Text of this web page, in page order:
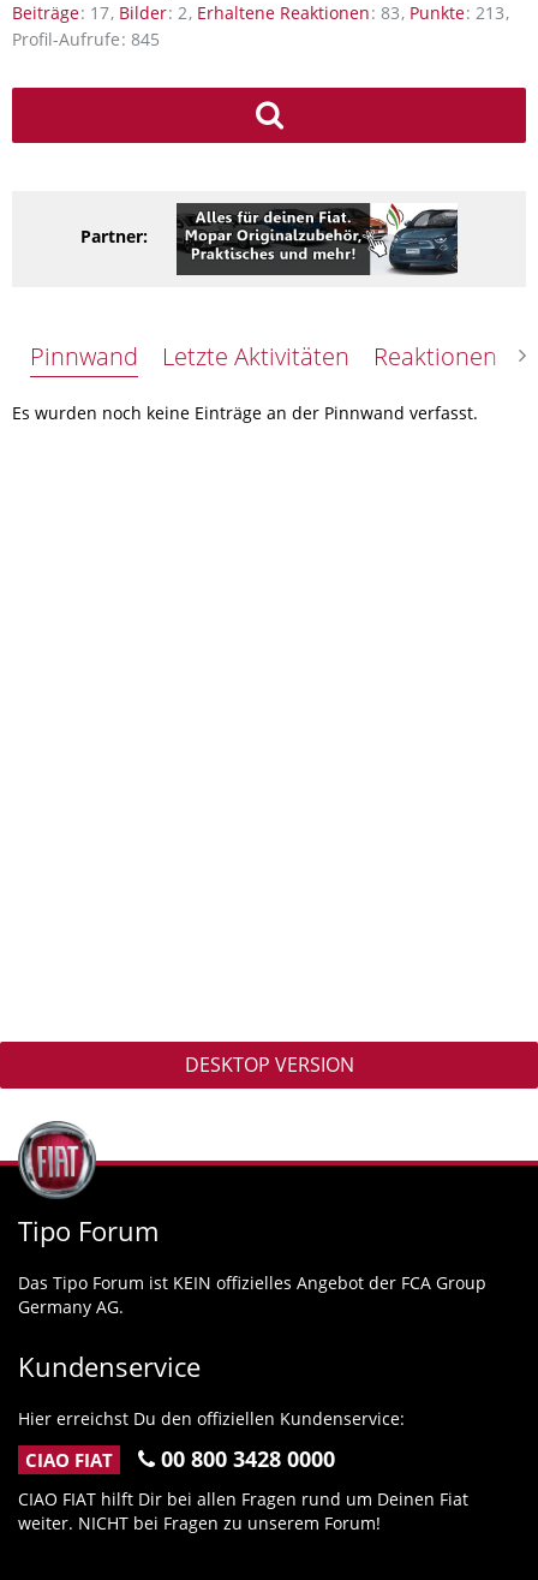
Beiträge 17 Bilder 2 Erhaltene Reaktionen 83 Punkte 213
Profil-Aufrufe 845
Partner:
Pinnwand Letzte Aktivitäten Reaktionen
Es wurden noch keine Einträge an der Pinnwand verfasst.
DESKTOP VERSION
Tipo Forum
Das Tipo Forum ist KEIN offizielles Angebot der FCA Group
Germany AG.
Kundenservice
Hier erreichst Du den offiziellen Kundenservice:
CIAO FIAT 00 800 3428 0000
CIAO FIAT hilft Dir bei allen Fragen rund um Deinen Fiat
weiter. NICHT bei Fragen zu unserem Forum!